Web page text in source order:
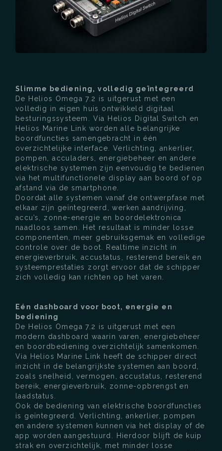
Slimme bediening, volledig geïntegreerd
De Helios Omega 7.2 is uitgerust met een
volledig in eigen huis ontwikkeld digitaal
besturingssysteem. Via Helios Digital Switch en
Helios Marine Link worden alle belangrijke
boordfuncties samengebracht in één
overzichtelijke interface. Verlichting, ankerlier,
pompen, acculaders, energiebeheer en andere
elektrische systemen zijn eenvoudig te bedienen
via het multifunctionele display aan boord of op
afstand via de smartphone.
Doordat alle systemen vanaf de ontwerpfase met
elkaar zijn geïntegreerd, werken aandrijving,
accu’s, zonne-energie en boordelektronica
naadloos samen. Het resultaat is minder losse
componenten, meer gebruiksgemak en volledige
controle over de boot. Realtime inzicht in
energieverbruik, accustatus, resterend bereik en
systeemprestaties zorgt ervoor dat de schipper
zich volledig kan richten op het varen.
Eén dashboard voor boot, energie en
bediening
De Helios Omega 7.2 is uitgerust met een
modern dashboard waarin varen, energiebeheer
en boordbediening overzichtelijk samenkomen.
Via Helios Marine Link heeft de schipper direct
inzicht in de belangrijkste systemen aan boord,
zoals snelheid, vermogen, accustatus, resterend
bereik, energieverbruik, zonne-opbrengst en
laadstatus.
Ook de bediening van elektrische boordfuncties
is geïntegreerd. Verlichting, ankerlier, pompen
en andere systemen kunnen via het display of de
app worden aangestuurd. Hierdoor blijft de kuip
strak en overzichtelijk, met minder losse